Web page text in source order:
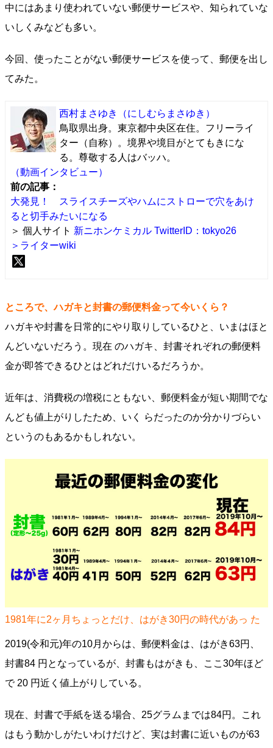
中にはあまり使われていない郵便サービスや、知られていな
いしくみなども多い。
今回、使ったことがない郵便サービスを使って、郵便を出し
てみた。
西村まさゆき
（にしむらまさゆき）
鳥取県出身。東京都中央区在住。フリーライ
ター（自称）。境界や境目がとてもきにな
る。尊敬する人はバッハ。
（動画インタビュー）
前の記事：
大発見！ スライスチーズやハムにストローで穴をあけ
ると切手みたいになる
＞ 個人サイト 新ニホンケミカル TwitterID：tokyo26
＞ライターwiki
ところで、ハガキと封書の郵便料金って今いくら？
ハガキや封書を日常的にやり取りしているひと、いまはほと
んどいないだろう。現在 のハガキ、封書それぞれの郵便料
金が即答できるひとはどれだけいるだろうか。
近年は、消費税の増税にともない、郵便料金が短い期間でな
んども値上がりしたため、いく らだったのか分かりづらい
というのもあるかもしれない。
1981年に2ヶ月ちょっとだけ、はがき30円の時代があっ た
2019(令和元)年の10月からは、郵便料金は、はがき63円、
封書84 円となっているが、封書もはがきも、ここ30年ほど
で 20 円近く値上がりしている。
現在、封書で手紙を送る場合、25グラムまでは84円。これ
はもう動かしがたいわけだけど、実は封書に近いものが63